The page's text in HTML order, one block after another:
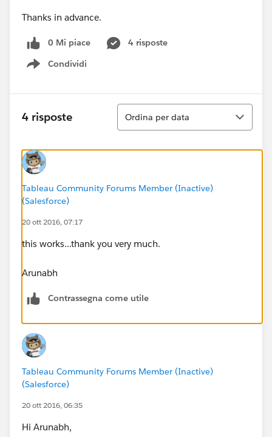
Thanks in advance.
0 Mi piace
4 risposte
Condividi
Show menu
4 risposte
Ordina
Ordina per data
Tableau Community Forums Member (Inactive)
(Salesforce)
20 ott 2016, 07:17
this works...thank you very much.
Arunabh
Contrassegna come utile
Tableau Community Forums Member (Inactive)
(Salesforce)
20 ott 2016, 06:35
Hi Arunabh,